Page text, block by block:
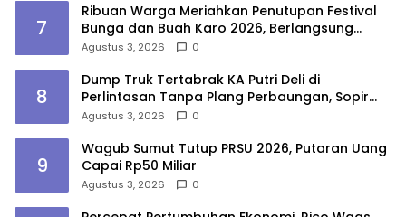
7
Ribuan Warga Meriahkan Penutupan Festival
Bunga dan Buah Karo 2026, Berlangsung
Aman di Bawah Pengamanan Gabungan
Agustus 3, 2026 0
8
Dump Truk Tertabrak KA Putri Deli di
Perlintasan Tanpa Plang Perbaungan, Sopir
Tewas
Agustus 3, 2026 0
9
Wagub Sumut Tutup PRSU 2026, Putaran Uang
Capai Rp50 Miliar
Agustus 3, 2026 0